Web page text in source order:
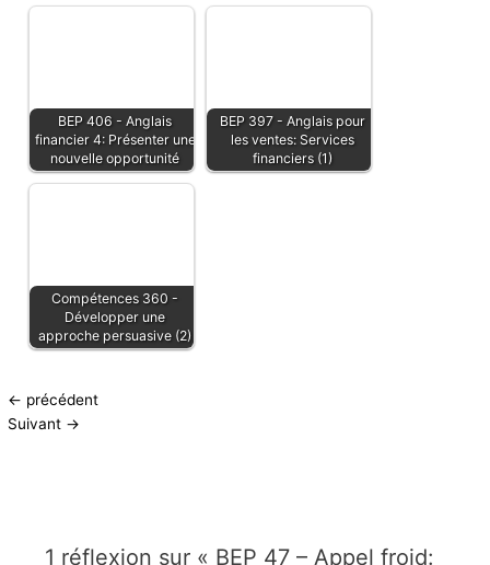
BEP 406 - Anglais
financier 4: Présenter une
nouvelle opportunité
BEP 397 - Anglais pour
les ventes: Services
financiers (1)
Compétences 360 -
Développer une
approche persuasive (2)
← précédent
Suivant →
1 réflexion sur « BEP 47 – Appel froid: